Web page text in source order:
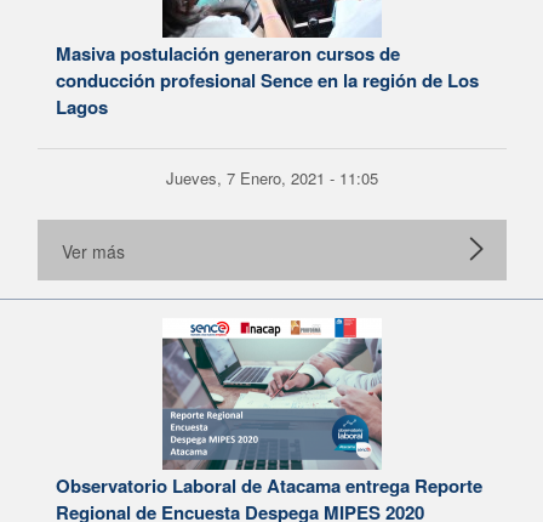
Masiva postulación generaron cursos de
conducción profesional Sence en la región de Los
Lagos
Jueves, 7 Enero, 2021 - 11:05
Ver más
Observatorio Laboral de Atacama entrega Reporte
Regional de Encuesta Despega MIPES 2020